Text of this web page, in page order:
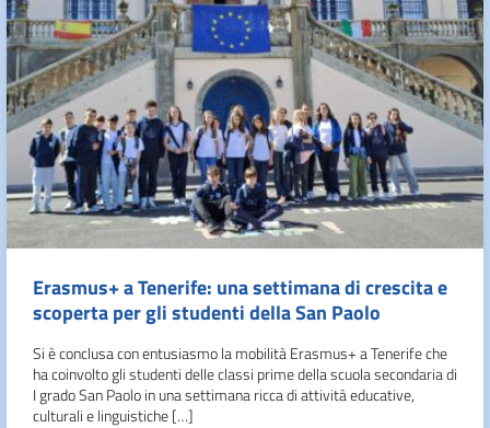
Erasmus+ a Tenerife: una settimana di crescita e
scoperta per gli studenti della San Paolo
Si è conclusa con entusiasmo la mobilità Erasmus+ a Tenerife che
ha coinvolto gli studenti delle classi prime della scuola secondaria di
I grado San Paolo in una settimana ricca di attività educative,
culturali e linguistiche […]